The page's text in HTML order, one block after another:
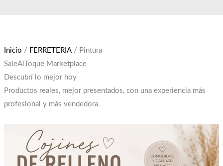
Inicio / FERRETERIA/ Pintura
SaleAlToque Marketplace
Descubrí lo mejor hoy
Productos reales, mejor presentados, con una experiencia más
profesional y más vendedora.
era:
$12,000.
es:
$10,000.